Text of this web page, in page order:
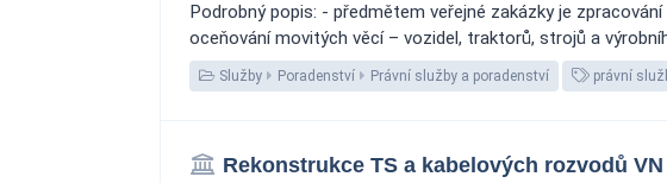
Podrobný popis: - předmětem veřejné zakázky je
oceňování movitých věcí – vozidel, traktorů, strojů a
Služby Poradenství Právní služby a poradenství právní
Rekonstrukce TS a kabelových rozvodů VN